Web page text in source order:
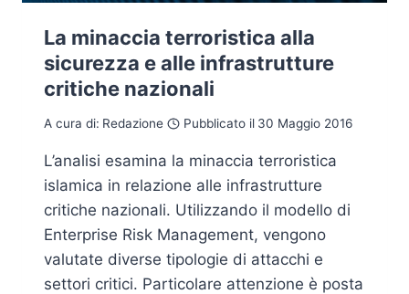
La minaccia terroristica alla
sicurezza e alle infrastrutture
critiche nazionali
A cura di: Redazione Pubblicato il 30 Maggio 2016
L’analisi esamina la minaccia terroristica
islamica in relazione alle infrastrutture
critiche nazionali. Utilizzando il modello di
Enterprise Risk Management, vengono
valutate diverse tipologie di attacchi e
settori critici. Particolare attenzione è posta